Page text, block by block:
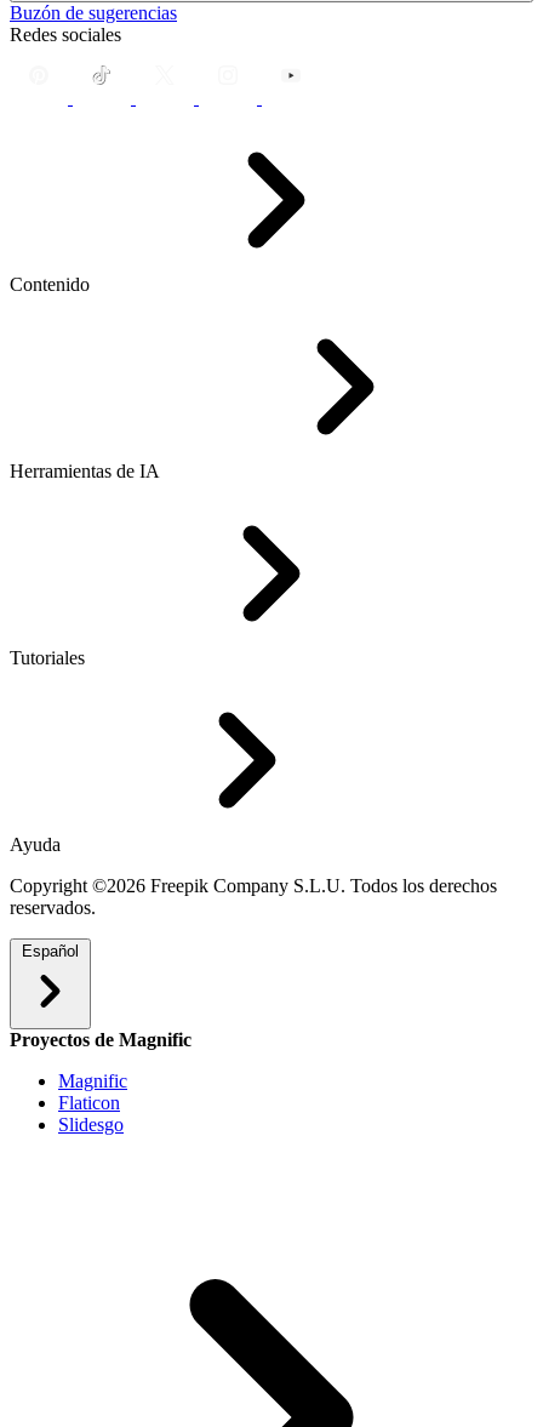
Buzón de sugerencias
Redes sociales
Contenido
Herramientas de IA
Tutoriales
Ayuda
Copyright ©2026 Freepik Company S.L.U. Todos los derechos
reservados.
Español
Proyectos de Magnific
Magnific
Flaticon
Slidesgo